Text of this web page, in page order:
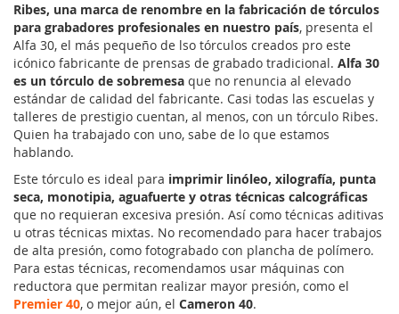
Ribes, una marca de renombre en la fabricación de tórculos
para grabadores profesionales en nuestro país, presenta el
Alfa 30, el más pequeño de lso tórculos creados pro este
icónico fabricante de prensas de grabado tradicional. Alfa 30
es un tórculo de sobremesa que no renuncia al elevado
estándar de calidad del fabricante. Casi todas las escuelas y
talleres de prestigio cuentan, al menos, con un tórculo Ribes.
Quien ha trabajado con uno, sabe de lo que estamos
hablando.
Este tórculo es ideal para imprimir linóleo, xilografía, punta
seca, monotipia, aguafuerte y otras técnicas calcográficas
que no requieran excesiva presión. Así como técnicas aditivas
u otras técnicas mixtas. No recomendado para hacer trabajos
de alta presión, como fotograbado con plancha de polímero.
Para estas técnicas, recomendamos usar máquinas con
reductora que permitan realizar mayor presión, como el
Premier 40, o mejor aún, el Cameron 40.